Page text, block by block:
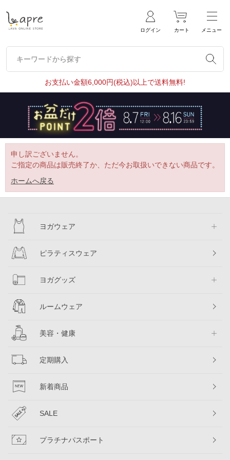
ログイン カート メニュー
キーワードから探す
キーワードから探す
お支払い金額6,000円(税込)以上で送料無料!
申し訳ございません。
ご指定の商品は販売終了か、ただ今お取扱いできない商品です。
ホームへ戻る
ヨガウェア
ピラティスウェア
ヨガグッズ
ルームウェア
美容・健康
定期購入
新着商品
SALE
プラチナパスポート